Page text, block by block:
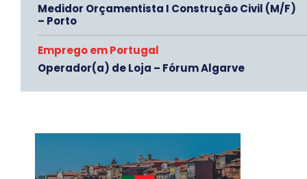
Medidor Orçamentista I Construção Civil (M/F)
– Porto
Emprego em Portugal
Operador(a) de Loja – Fórum Algarve